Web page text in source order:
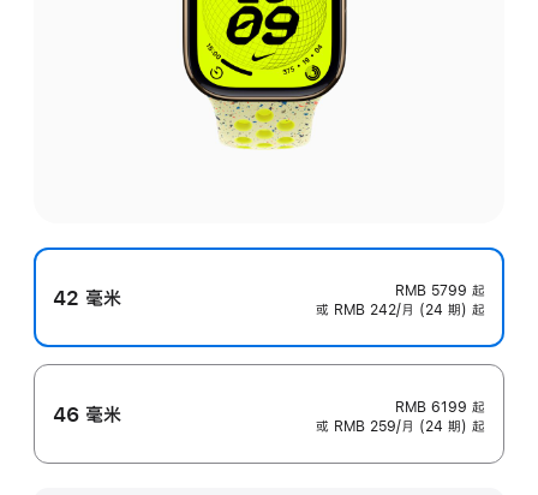
42 毫米 RMB 5799 起
或 RMB 242/月 (24 期) 起
46 毫米 RMB 6199 起
或 RMB 259/月 (24 期) 起